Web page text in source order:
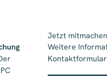
Jetzt
Weitere